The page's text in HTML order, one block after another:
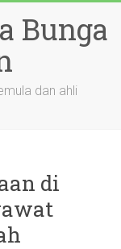
Bunga
dan ahli
di